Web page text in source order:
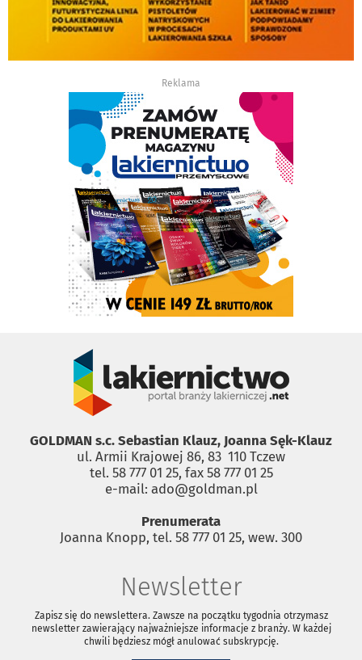
Reklama
GOLDMAN s.c. Sebastian Klauz, Joanna Sęk-Klauz
ul. Armii Krajowej 86, 83 ­ 110 Tczew
tel. 58 777 01 25, fax 58 777 01 25
e-mail: ado@goldman.pl
Prenumerata
Joanna Knopp, tel. 58 777 01 25, wew. 300
Newsletter
Zapisz się do newslettera. Zawsze na początku tygodnia otrzymasz
newsletter zawierający najważniejsze informacje z branży. W każdej
chwili będziesz mógł anulować subskrypcję.